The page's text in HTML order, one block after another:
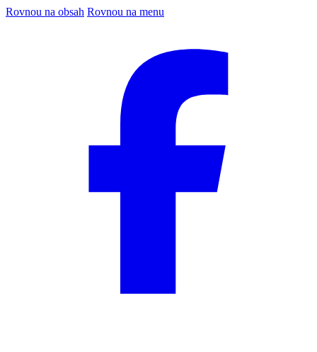
Rovnou na obsah Rovnou na menu